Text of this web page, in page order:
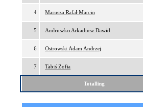
4 Marusza Rafał Marcin
5 Andruszko Arkadiusz Dawid
6 Ostrowski Adam Andrzej
7 Tabiś Zofia
Totalling